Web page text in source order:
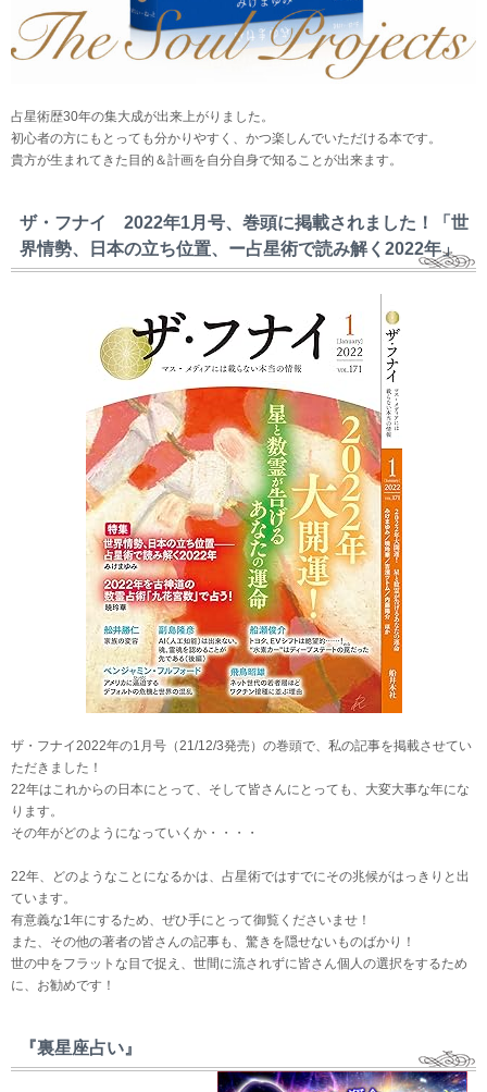
占星術歴30年の集大成が出来上がりました。
初心者の方にもとっても分かりやすく、かつ楽しんでいただける本です。
貴方が生まれてきた目的＆計画を自分自身で知ることが出来ます。
ザ・フナイ 2022年1月号、巻頭に掲載されました！「世
界情勢、日本の立ち位置、ー占星術で読み解く2022年」
ザ・フナイ2022年の1月号（21/12/3発売）の巻頭で、私の記事を掲載させてい
ただきました！
22年はこれからの日本にとって、そして皆さんにとっても、大変大事な年にな
ります。
その年がどのようになっていくか・・・・
22年、どのようなことになるかは、占星術ではすでにその兆候がはっきりと出
ています。
有意義な1年にするため、ぜひ手にとって御覧くださいませ！
また、その他の著者の皆さんの記事も、驚きを隠せないものばかり！
世の中をフラットな目で捉え、世間に流されずに皆さん個人の選択をするため
に、お勧めです！
『裏星座占い』